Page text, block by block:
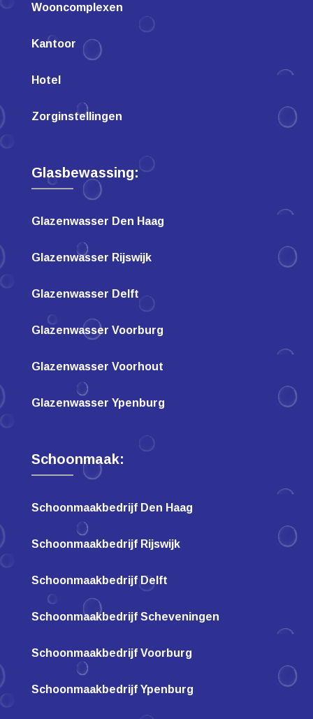
Wooncomplexen
Kantoor
Hotel
Zorginstellingen
Glasbewassing:
Glazenwasser Den Haag
Glazenwasser Rijswijk
Glazenwasser Delft
Glazenwasser Voorburg
Glazenwasser Voorhout
Glazenwasser Ypenburg
Schoonmaak:
Schoonmaakbedrijf Den Haag
Schoonmaakbedrijf Rijswijk
Schoonmaakbedrijf Delft
Schoonmaakbedrijf Scheveningen
Schoonmaakbedrijf Voorburg
Schoonmaakbedrijf Ypenburg